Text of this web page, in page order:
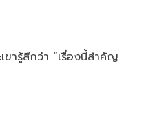
ขารู้สึกว่า “เรื่องนี้สำคัญ